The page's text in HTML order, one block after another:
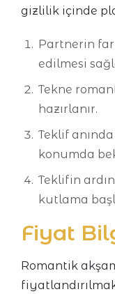
gizlilik içinde
Partnerin
edilmesi
Tekne
hazırlanır.
Teklif
konumda
Teklifin
kutlama
Fiyat
Romantik